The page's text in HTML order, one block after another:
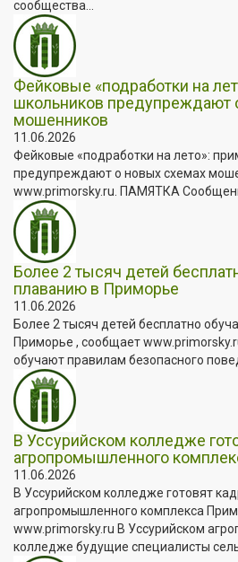
сообщества...
Фейковые «подработки на
школьников предупреждают
мошенников
11.06.2026
Фейковые «подработки на лето»:
предупреждают о новых схемах
www.primorsky.ru. ПАМЯТКА
Более 2 тысяч детей
плаванию в Приморье
11.06.2026
Более 2 тысяч детей бесплатно
Приморье , сообщает
обучают правилам безопасного
В Уссурийском колледже
агропромышленного
11.06.2026
В Уссурийском колледже готовят
агропромышленного комплекса
www.primorsky.ru В Уссурийском
колледже будущие специалисты